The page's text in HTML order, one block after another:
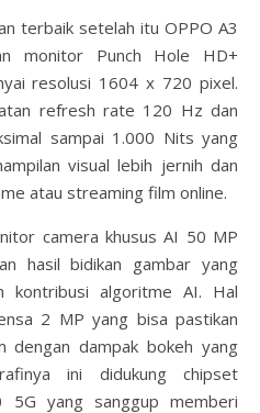
terbaik setelah itu OPPO A3
monitor Punch Hole HD+
resolusi 1604 x 720 pixel.
refresh rate 120 Hz dan
sampai 1.000 Nits yang
visual lebih jernih dan
atau streaming film online.
camera khusus AI 50 MP
hasil bidikan gambar yang
kontribusi algoritme AI. Hal
2 MP yang bisa pastikan
dengan dampak bokeh yang
ini didukung chipset
5G yang sanggup memberi